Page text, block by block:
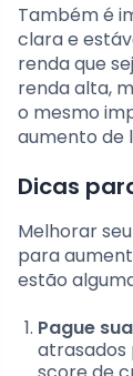
Também é
clara e
renda que
renda alta,
o mesmo
aumento de
Dicas
Melhorar
para
estão
Pague
atrasados